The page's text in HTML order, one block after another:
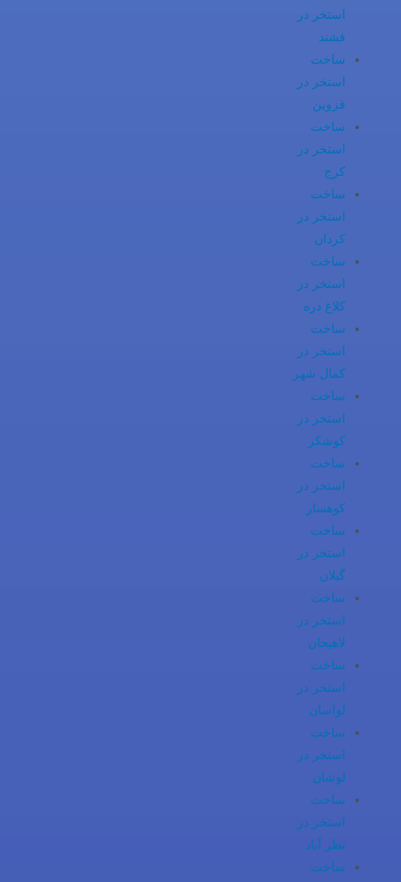
استخر در
فشند
ساخت
استخر در
قزوین
ساخت
استخر در
کرج
ساخت
استخر در
کردان
ساخت
استخر در
کلاغ دره
ساخت
استخر در
کمال شهر
ساخت
استخر در
کوشکز
ساخت
استخر در
کوهسار
ساخت
استخر در
گیلان
ساخت
استخر در
لاهیجان
ساخت
استخر در
لواسان
ساخت
استخر در
لوشان
ساخت
استخر در
نظر آباد
ساخت